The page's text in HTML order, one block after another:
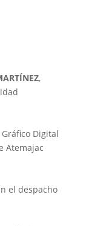
,
Digital
Atemajac
el despacho